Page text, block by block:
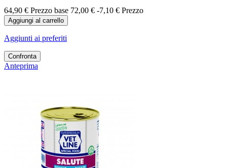
64,90 € Prezzo base 72,00 € -7,10 € Prezzo
Aggiungi al carrello
Aggiunti ai preferiti
Confronta
Anteprima